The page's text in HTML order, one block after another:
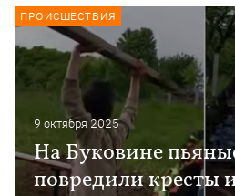
9 октября 2025
На Буковине
повредили кресты
ПРОИСШЕСТВИЯ